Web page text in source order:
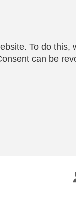
To do this,
can be